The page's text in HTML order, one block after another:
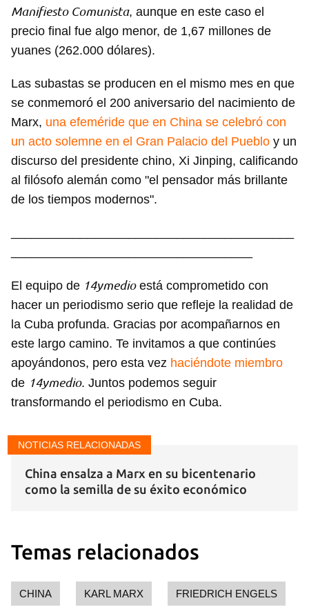
Manifiesto Comunista, aunque en este caso el
precio final fue algo menor, de 1,67 millones de
yuanes (262.000 dólares).
Las subastas se producen en el mismo mes en que
se conmemoró el 200 aniversario del nacimiento de
Marx, una efeméride que en China se celebró con
un acto solemne en el Gran Palacio del Pueblo y un
discurso del presidente chino, Xi Jinping, calificando
al filósofo alemán como "el pensador más brillante
de los tiempos modernos".
El equipo de 14ymedioestá comprometido con
hacer un periodismo serio que refleje la realidad de
la Cuba profunda. Gracias por acompañarnos en
este largo camino. Te invitamos a que continúes
apoyándonos, pero esta vez haciéndote miembro
de 14ymedio. Juntos podemos seguir
transformando el periodismo en Cuba.
NOTICIAS RELACIONADAS
China ensalza a Marx en su bicentenario
como la semilla de su éxito económico
Temas relacionados
CHINA KARL MARX FRIEDRICH ENGELS